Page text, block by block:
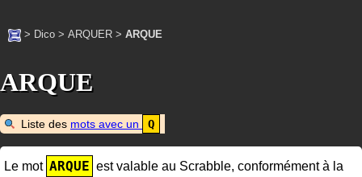
> Dico > ARQUER > ARQUE
ARQUE
Liste des mots avec un Q
Le mot ARQUE est valable au Scrabble, conformément à la